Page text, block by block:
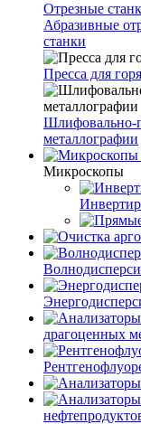
Отрезные
Абразивные
станки
Пресса для
Шлифовально-
металлографии
Микроскопы
драгоценных